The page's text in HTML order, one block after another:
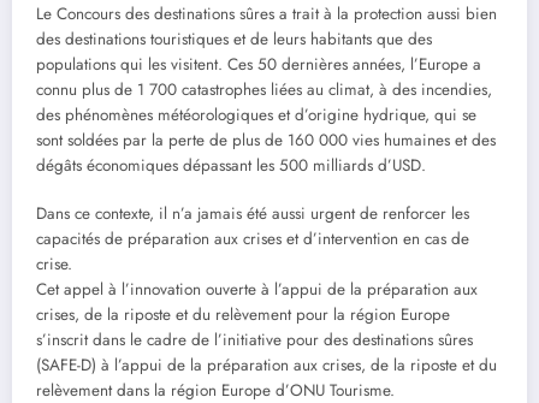
Le Concours des destinations sûres a trait à la protection aussi bien
des destinations touristiques et de leurs habitants que des
populations qui les visitent. Ces 50 dernières années, l’Europe a
connu plus de 1 700 catastrophes liées au climat, à des incendies,
des phénomènes météorologiques et d’origine hydrique, qui se
sont soldées par la perte de plus de 160 000 vies humaines et des
dégâts économiques dépassant les 500 milliards d’USD.
Dans ce contexte, il n’a jamais été aussi urgent de renforcer les
capacités de préparation aux crises et d’intervention en cas de
crise.
Cet appel à l’innovation ouverte à l’appui de la préparation aux
crises, de la riposte et du relèvement pour la région Europe
s’inscrit dans le cadre de l’initiative pour des destinations sûres
(SAFE-D) à l’appui de la préparation aux crises, de la riposte et du
relèvement dans la région Europe d’ONU Tourisme.